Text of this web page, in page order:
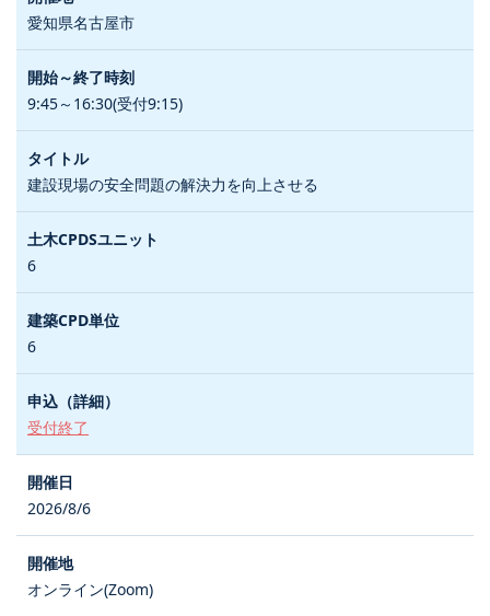
愛知県名古屋市
9:45～16:30(受付9:15)
建設現場の安全問題の解決力を向上させる
6
6
受付終了
2026/8/6
オンライン(Zoom)